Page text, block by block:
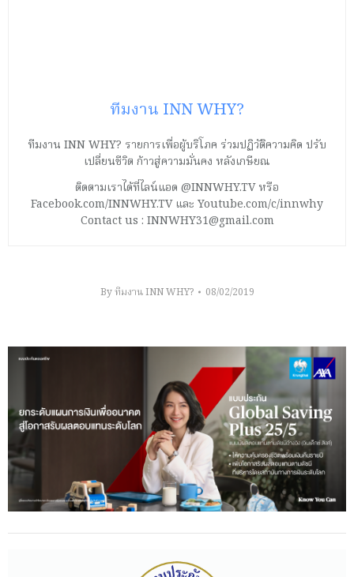
ทีมงาน INN WHY?
ทีมงาน INN WHY? รายการเพื่อผู้บริโภค ร่วมปฏิวัติความคิด ปรับ
เปลี่ยนชีวิต ก้าวสู่ความมั่นคง หลังเกษียณ
ติดตามเราได้ที่ไลน์แอด @INNWHY.TV หรือ
Facebook.com/INNWHY.TV และ Youtube.com/c/innwhy
Contact us : INNWHY31@gmail.com
Byทีมงาน INN WHY? 08/02/2019